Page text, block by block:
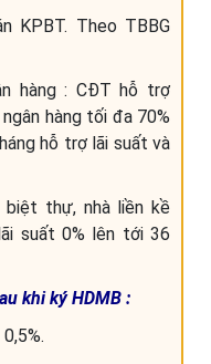
KPBT. Theo TBBG
hàng : CĐT hỗ trợ
hàng tối đa 70%
hỗ trợ lãi suất và
biệt thự, nhà liền kề
suất 0% lên tới 36
khi ký HDMB :